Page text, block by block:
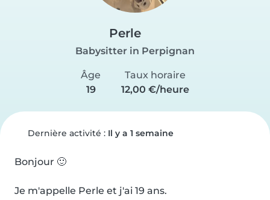
Perle
Babysitter in Perpignan
Âge
19
Taux horaire
12,00 €/heure
Dernière activité : Il y a 1 semaine
Bonjour 🙂
Je m'appelle Perle et j'ai 19 ans.